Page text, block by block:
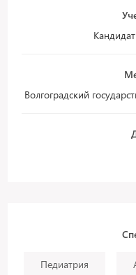
Волгоградский
Педиатрия